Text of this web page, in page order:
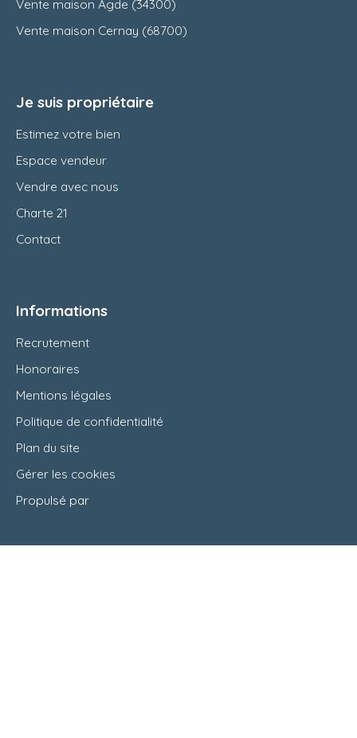
Vente maison Agde (34300)
Vente maison Cernay (68700)
Je suis propriétaire
Estimez votre bien
Espace vendeur
Vendre avec nous
Charte 21
Contact
Informations
Recrutement
Honoraires
Mentions légales
Politique de confidentialité
Plan du site
Gérer les cookies
Propulsé par